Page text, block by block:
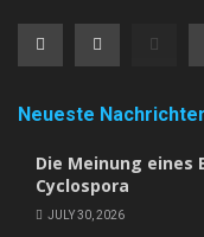
Neueste
Die Meinung eines
Cyclospora
JULY 30, 2026